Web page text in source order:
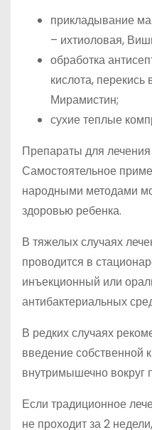
прикладывание
– ихтиоловая,
обработка
кислота,
Мирамистин;
сухие теплые
Препараты для лечения
Самостоятельное
народными методами
здоровью ребенка.
В тяжелых случаях
проводится в
инъекционный или
антибактериальных
В редких случаях
введение собственной
внутримышечно вокруг
Если традиционное
не проходит за 2